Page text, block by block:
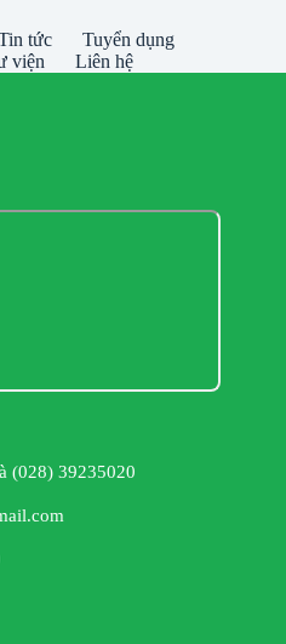
tức
Tuyển dụng
viện Liên hệ
(028) 39235020